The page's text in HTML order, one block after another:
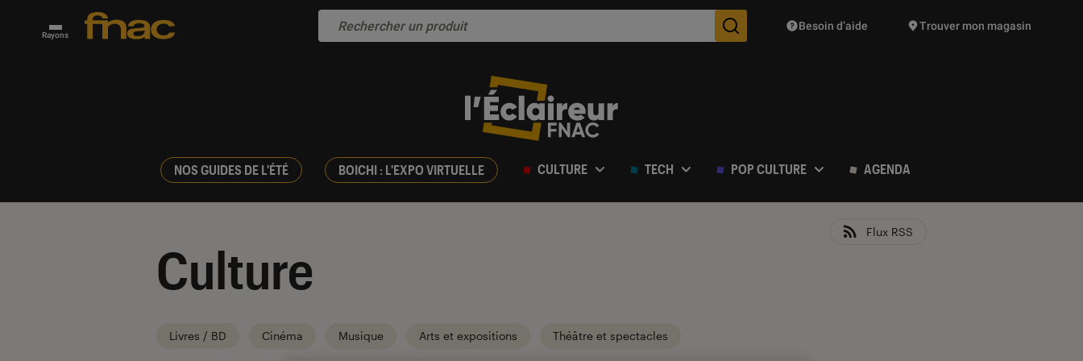
Rayons Des suggestions de produits vont vous être proposées
Besoin d’aide Trouver mon magasin
NOS GUIDES DE L'ÉTÉ BOICHI : L'EXPO VIRTUELLE CULTURE TECH POP CULTURE AGENDA
Culture
Flux RSS
Livres / BD Cinéma Musique Arts et expositions Théâtre et spectacles